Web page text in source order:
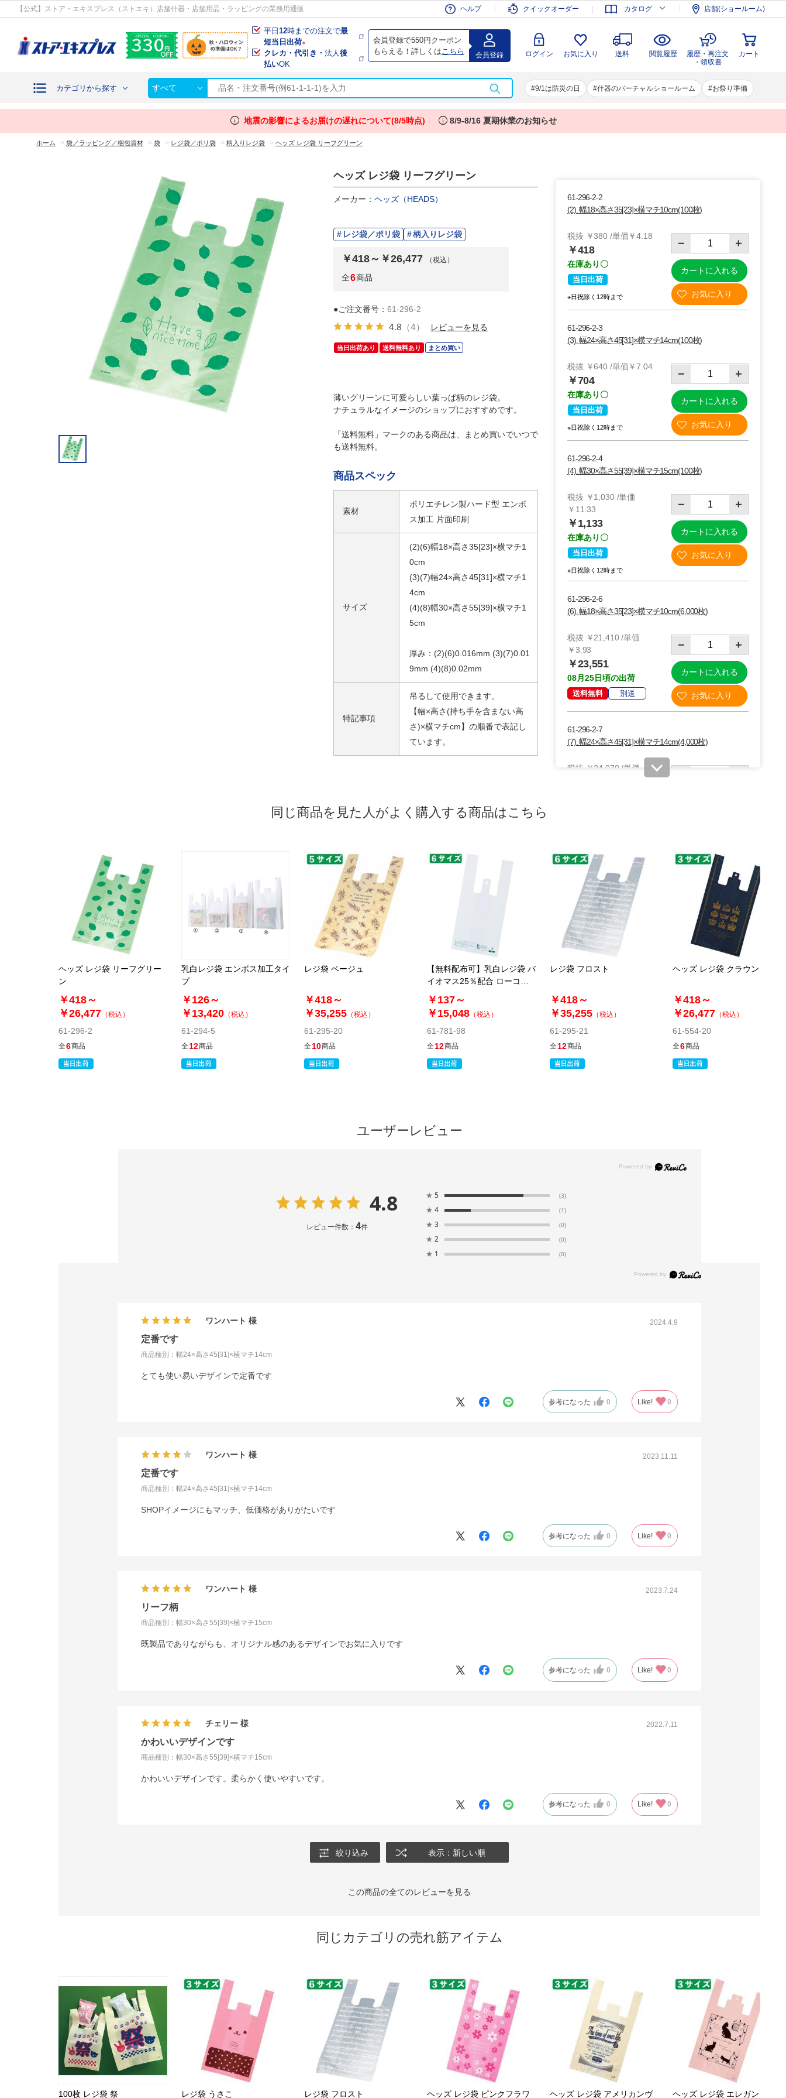
【公式】ストア・エキスプレス（ストエキ）店舗什器・店舗用品・ラッピングの業務用通販 ヘルプ クイックオーダー カタログ 店舗(ショールーム)
平日12時までの注文で最
短当日出荷※
クレカ・代引き・法人後
払いOK
会員登録で550円クーポン
もらえる！詳しくは こちら 会員登録 ログイン お気に入り 送料 閲覧履歴
履歴・再注文
・領収書
カート
カテゴリから探す すべて 9/1は防災の日 什器のバーチャルショールーム お祭り準備
会員登録 ログイン お気に入り 送料 閲覧履歴
履歴・再注文
・領収書
カート
info 地震の影響によるお届けの遅れについて(8/5時点) info 8/9-8/16 夏期休業のお知らせ
ホーム > 袋／ラッピング／梱包資材 > 袋 > レジ袋／ポリ袋 > 柄入りレジ袋 > ヘッズ レジ袋 リーフグリーン
ヘッズ レジ袋 リーフグリーン
メーカー： ヘッズ（HEADS）
レジ袋／ポリ袋 柄入りレジ袋
￥418～￥26,477 （税込）
全6商品
●ご注文番号： 61-296-2
4.8 （4） レビューを見る
当日出荷あり 送料無料あり まとめ買い
薄いグリーンに可愛らしい葉っぱ柄のレジ袋。
ナチュラルなイメージのショップにおすすめです。
「送料無料」マークのある商品は、まとめ買いでいつで
も送料無料。
商品スペック
素材
ポリエチレン製ハード型 エンボ
ス加工 片面印刷
サイズ
(2)(6)幅18×高さ35[23]×横マチ1
0cm
(3)(7)幅24×高さ45[31]×横マチ1
4cm
(4)(8)幅30×高さ55[39]×横マチ1
5cm
厚み：(2)(6)0.016mm (3)(7)0.01
9mm (4)(8)0.02mm
特記事項
吊るして使用できます。
【幅×高さ(持ち手を含まない高
さ)×横マチcm】の順番で表記し
ています。
61-296-2-2
(2). 幅18×高さ35[23]×横マチ10cm(100枚)
税抜 ￥380 /単価￥4.18
￥418
在庫あり〇
当日出荷
※日祝除く12時まで
カートに入れる
61-296-2-3
(3). 幅24×高さ45[31]×横マチ14cm(100枚)
税抜 ￥640 /単価￥7.04
￥704
在庫あり〇
当日出荷
※日祝除く12時まで
カートに入れる
61-296-2-4
(4). 幅30×高さ55[39]×横マチ15cm(100枚)
税抜 ￥1,030 /単価
￥11.33
￥1,133
在庫あり〇
当日出荷
※日祝除く12時まで
カートに入れる
61-296-2-6
(6). 幅18×高さ35[23]×横マチ10cm(6,000枚)
税抜 ￥21,410 /単価
￥3.93
￥23,551
08月25日頃の出荷
送料無料 別送
カートに入れる
61-296-2-7
(7). 幅24×高さ45[31]×横マチ14cm(4,000枚)
税抜 ￥24,070 /単価
61-296-2-8
(8). 幅30×高さ55[39]×横マチ15cm(2,000枚)
税抜 ￥19,320 /単価
￥10.63
￥21,252
08月25日頃の出荷
送料無料
カートに入れる
同じ商品を見た人がよく購入する商品はこちら
ヘッズ レジ袋 リーフグリー
ン
￥418～
￥26,477 （税込）
61-296-2
全6商品
乳白レジ袋 エンボス加工タイ
プ
￥126～
￥13,420 （税込）
61-294-5
全12商品
レジ袋 ベージュ
￥418～
￥35,255 （税込）
61-295-20
全10商品
【無料配布可】乳白レジ袋 バ
イオマス25％配合 ローコス
トタイプ
￥137～
￥15,048 （税込）
61-781-98
全12商品
レジ袋 フロスト
￥418～
￥35,255 （税込）
61-295-21
全12商品
ヘッズ レジ袋 クラウン
￥418～
￥26,477 （税込）
61-554-20
全6商品
ユーザーレビュー
4.8
レビュー件数： 4件
★ 5 (3)
★ 4 (1)
★ 3 (0)
★ 2 (0)
★ 1 (0)
2024.4.9
定番です
商品種別：幅24×高さ45[31]×横マチ14cm
ワンハート
とても使い易いデザインで定番です
参考になった 0 Like! 0
2023.11.11
定番です
商品種別：幅24×高さ45[31]×横マチ14cm
ワンハート
SHOPイメージにもマッチ、低価格がありがたいです
参考になった 0 Like! 0
2023.7.24
リーフ柄
商品種別：幅30×高さ55[39]×横マチ15cm
ワンハート
既製品でありながらも、オリジナル感のあるデザインでお気に入りです
参考になった 0 Like! 0
2022.7.11
かわいいデザインです
商品種別：幅30×高さ55[39]×横マチ15cm
チェリー
かわいいデザインです。柔らかく使いやすいです。
参考になった 0 Like! 0
絞り込み 表示：新しい順
この商品の全てのレビューを見る
同じカテゴリの売れ筋アイテム
100枚 レジ袋 祭 レジ袋 うさこ レジ袋 フロスト ヘッズ レジ袋 ピンクフラワ ヘッズ レジ袋 アメリカンヴ ヘッズ レジ袋 エレガントキ